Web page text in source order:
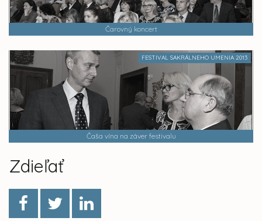
Čarovný koncert
FESTIVAL SAKRÁLNEHO UMENIA 2013
Čaša vína na záver festivalu
Zdieľať